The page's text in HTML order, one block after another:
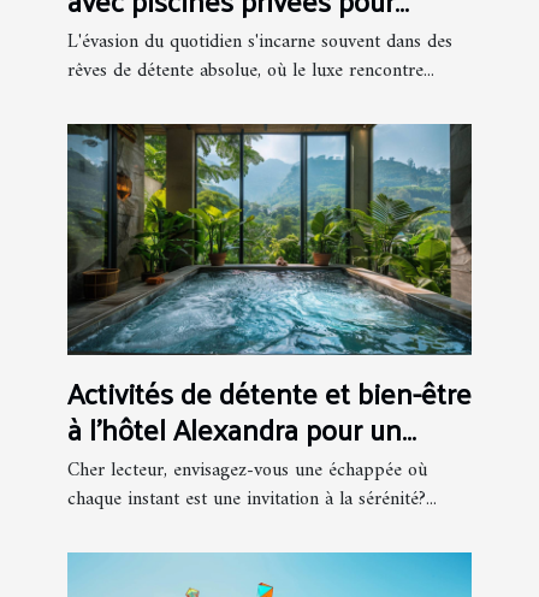
adultes
L'évasion du quotidien s'incarne souvent dans des
rêves de détente absolue, où le luxe rencontre...
Activités de détente et bien-être
à l’hôtel Alexandra pour un
séjour inoubliable
Cher lecteur, envisagez-vous une échappée où
chaque instant est une invitation à la sérénité?...